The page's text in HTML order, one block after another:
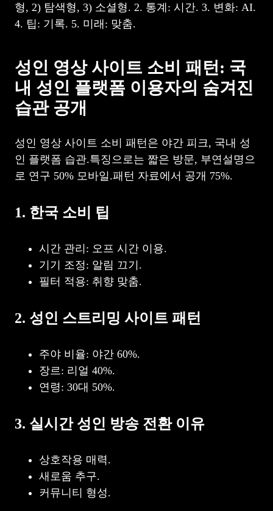
형, 2) 탐색형, 3) 소셜형. 2. 통계: 시간. 3. 변화: AI.
4. 팁: 기록. 5. 미래: 맞춤.
성인 영상 사이트 소비 패턴: 국
내 성인 플랫폼 이용자의 숨겨진
습관 공개
성인 영상 사이트 소비 패턴은 야간 피크, 국내 성
인 플랫폼 습관.특징으로는 짧은 방문, 부연설명으
로 연구 50% 모바일.패턴 자료에서 공개 75%.
1. 한국 소비 팁
시간 관리: 오프 시간 이용.
기기 조정: 알림 끄기.
필터 적용: 취향 맞춤.
2. 성인 스트리밍 사이트 패턴
주야 비율: 야간 60%.
장르: 리얼 40%.
연령: 30대 50%.
3. 실시간 성인 방송 전환 이유
상호작용 매력.
새로움 추구.
커뮤니티 형성.